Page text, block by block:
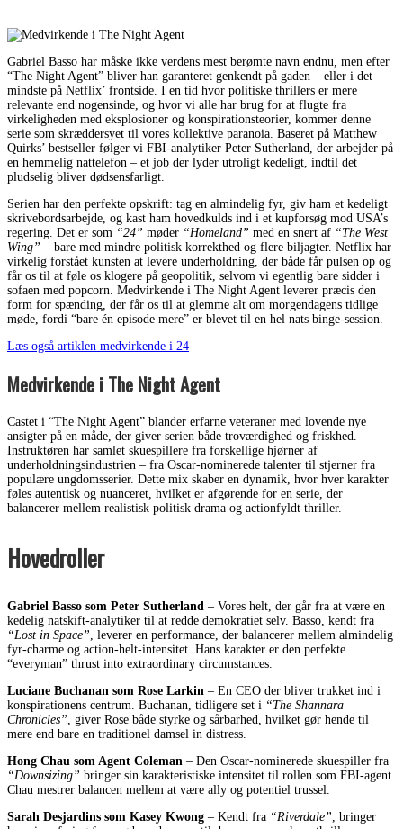
Gabriel Basso har måske ikke verdens mest berømte navn endnu, men efter
“The Night Agent” bliver han garanteret genkendt på gaden – eller i det
mindste på Netflix’ frontside. I en tid hvor politiske thrillers er mere
relevante end nogensinde, og hvor vi alle har brug for at flugte fra
virkeligheden med eksplosioner og konspirationsteorier, kommer denne
serie som skræddersyet til vores kollektive paranoia. Baseret på Matthew
Quirks’ bestseller følger vi FBI-analytiker Peter Sutherland, der arbejder på
en hemmelig nattelefon – et job der lyder utroligt kedeligt, indtil det
pludselig bliver dødsensfarligt.
Serien har den perfekte opskrift: tag en almindelig fyr, giv ham et kedeligt
skrivebordsarbejde, og kast ham hovedkulds ind i et kupforsøg mod USA’s
regering. Det er som “24” møder “Homeland” med en snert af “The West
Wing” – bare med mindre politisk korrekthed og flere biljagter. Netflix har
virkelig forstået kunsten at levere underholdning, der både får pulsen op og
får os til at føle os klogere på geopolitik, selvom vi egentlig bare sidder i
sofaen med popcorn. Medvirkende i The Night Agent leverer præcis den
form for spænding, der får os til at glemme alt om morgendagens tidlige
møde, fordi “bare én episode mere” er blevet til en hel nats binge-session.
Læs også artiklen medvirkende i 24
Medvirkende i The Night Agent
Castet i “The Night Agent” blander erfarne veteraner med lovende nye
ansigter på en måde, der giver serien både troværdighed og friskhed.
Instruktøren har samlet skuespillere fra forskellige hjørner af
underholdningsindustrien – fra Oscar-nominerede talenter til stjerner fra
populære ungdomsserier. Dette mix skaber en dynamik, hvor hver karakter
føles autentisk og nuanceret, hvilket er afgørende for en serie, der
balancerer mellem realistisk politisk drama og actionfyldt thriller.
Hovedroller
Gabriel Basso som Peter Sutherland – Vores helt, der går fra at være en
kedelig natskift-analytiker til at redde demokratiet selv. Basso, kendt fra
“Lost in Space” , leverer en performance, der balancerer mellem almindelig
fyr-charme og action-helt-intensitet. Hans karakter er den perfekte
“everyman” thrust into extraordinary circumstances.
Luciane Buchanan som Rose Larkin – En CEO der bliver trukket ind i
konspirationens centrum. Buchanan, tidligere set i “The Shannara
Chronicles” , giver Rose både styrke og sårbarhed, hvilket gør hende til
mere end bare en traditionel damsel in distress.
Hong Chau som Agent Coleman – Den Oscar-nominerede skuespiller fra
“Downsizing” bringer sin karakteristiske intensitet til rollen som FBI-agent.
Chau mestrer balancen mellem at være ally og potentiel trussel.
Sarah Desjardins som Kasey Kwong – Kendt fra “Riverdale” , bringer